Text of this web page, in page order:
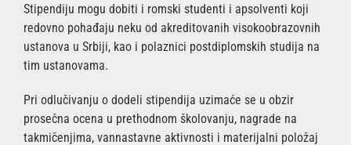
Stipendiju mogu dobiti i romski studenti i apsolventi koji
redovno pohađaju neku od akreditovanih visokoobrazovnih
ustanova u Srbiji, kao i polaznici postdiplomskih studija na
tim ustanovama.
Pri odlučivanju o dodeli stipendija uzimaće se u obzir
prosečna ocena u prethodnom školovanju, nagrade na
takmičenjima, vannastavne aktivnosti i materijalni položaj